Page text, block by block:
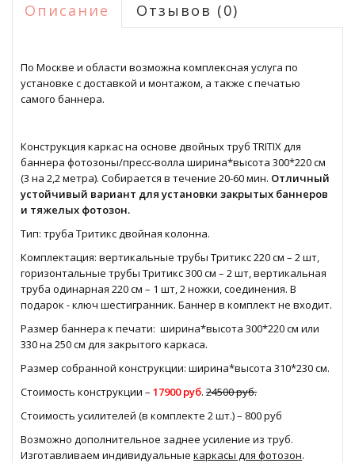
Описание Отзывов (0)
По Москве и области возможна комплексная услуга по
установке с доставкой и монтажом, а также с печатью
самого баннера.
Конструкция каркас на основе двойных труб TRITIX для
баннера фотозоны/пресс-волла ширина*высота 300*220 см
(3 на 2,2 метра). Собирается в течение 20-60 мин. Отличный
устойчивый вариант для установки закрытых баннеров
и тяжелых фотозон.
Тип: труба Тритикс двойная колонна.
Комплектация: вертикальные трубы Тритикс 220 см – 2 шт,
горизонтальные трубы Тритикс 300 см – 2 шт, вертикальная
труба одинарная 220 см – 1 шт, 2 ножки, соединения. В
подарок - ключ шестигранник. Баннер в комплект не входит.
Размер баннера к печати: ширина*высота 300*220 см или
330 на 250 см для закрытого каркаса.
Размер собранной конструкции: ширина*высота 310*230 см.
Стоимость конструкции – 17900 руб. 24500 руб.
Стоимость усилителей (в комплекте 2 шт.) – 800 руб
Возможно дополнительное заднее усиление из труб.
Изготавливаем индивидуальные каркасы для фотозон.